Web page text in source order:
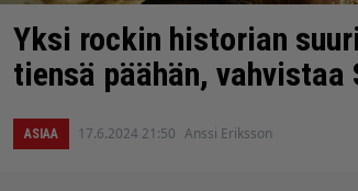
Yksi rockin historian
tiensä päähän, vahvistaa
ASIAA 17.6.2024 21:50 Anssi Eriksson